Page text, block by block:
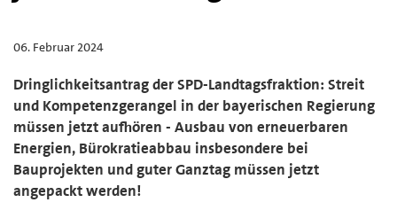
06. Februar 2024
Dringlichkeitsantrag der SPD-Landtagsfraktion: Streit
und Kompetenzgerangel in der bayerischen Regierung
müssen jetzt aufhören - Ausbau von erneuerbaren
Energien, Bürokratieabbau insbesondere bei
Bauprojekten und guter Ganztag müssen jetzt
angepackt werden!